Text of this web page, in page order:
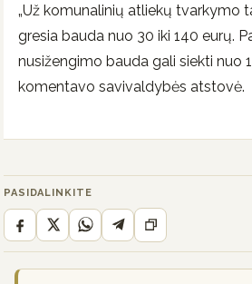
„Už komunalinių atliekų tvarkymo
gresia bauda nuo 30 iki 140 eurų.
nusižengimo bauda gali siekti nuo
komentavo savivaldybės atstovė.
PASIDALINKITE